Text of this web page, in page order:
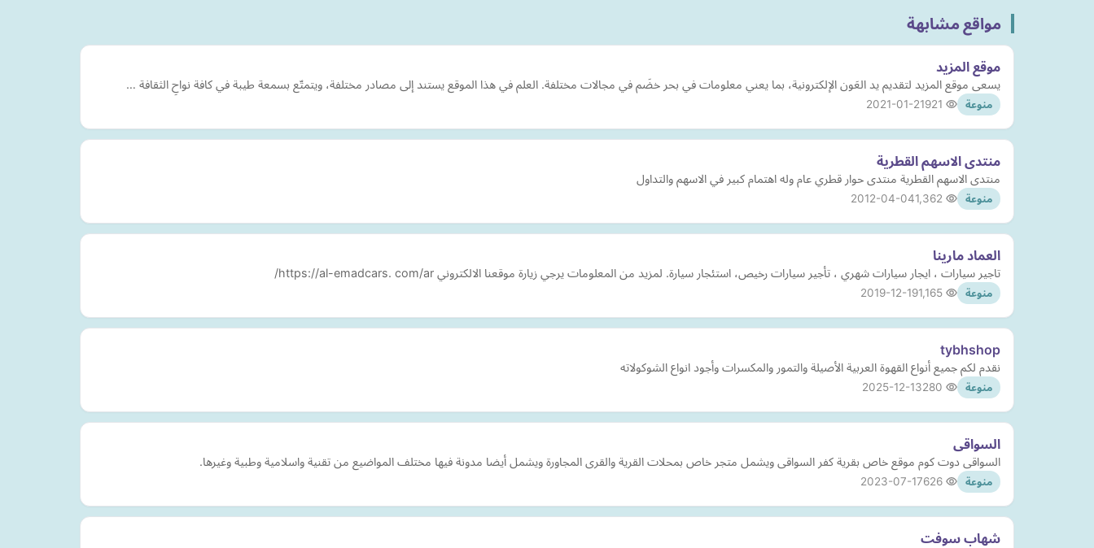
مواقع مشابهة
موقع المزيد
يسعى موقع المزيد لتقديم يد العَون الإلكترونية، بما يعني معلومات في بحر خضَم في مجالات مختلفة. العلم في هذا الموقع يستند إلى مصادر مختلفة، ويتمتّع بسمعة طيبة في كافة نواحِ الثقافة …
منوعة 2021-01-21
منتدى الاسهم القطرية
منتدى الاسهم القطرية منتدى حوار قطري عام وله اهتمام كبير في الاسهم والتداول
منوعة 2012-04-04
العماد مارينا
تاجير سيارات ، ايجار سيارات شهري ، تأجير سيارات رخيص، استئجار سيارة. لمزيد من المعلومات يرجي زيارة موقعنا الالكتروني https://al-emadcars. com/ar/
منوعة 2019-12-19
tybhshop
نقدم لكم جميع أنواع القهوة العربية الأصيلة والتمور والمكسرات وأجود انواع الشوكولاته
منوعة 2025-12-13
السواقى
السواقى دوت كوم موقع خاص بقرية كفر السواقى ويشمل متجر خاص بمحلات القرية والقرى المجاورة ويشمل أيضا مدونة فيها مختلف المواضيع من تقنية واسلامية وطبية وغيرها.
منوعة 2023-07-17
شهاب سوفت